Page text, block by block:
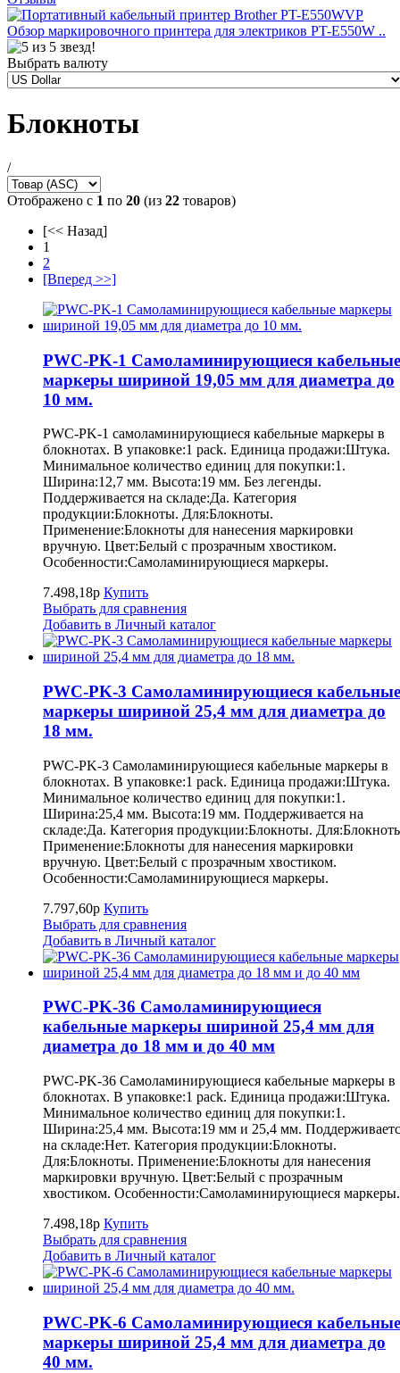
Обзор маркировочного принтера для электриков PT-E550W ..
Выбрать валюту
Блокноты
/
Отображено с 1 по 20 (из 22 товаров)
[<< Назад]
1
2
[Вперед >>]
PWC-PK-1 Самоламинирующиеся кабельные
маркеры шириной 19,05 мм для диаметра до
10 мм.
PWC-PK-1 самоламинирующиеся кабельные маркеры в
блокнотах. В упаковке:1 pack. Единица продажи:Штука.
Минимальное количество единиц для покупки:1.
Ширина:12,7 мм. Высота:19 мм. Без легенды.
Поддерживается на складе:Да. Категория
продукции:Блокноты. Для:Блокноты.
Применение:Блокноты для нанесения маркировки
вручную. Цвет:Белый с прозрачным хвостиком.
Особенности:Самоламинирующиеся маркеры.
7.498,18р Купить
Выбрать для сравнения
Добавить в Личный каталог
PWC-PK-3 Самоламинирующиеся кабельные
маркеры шириной 25,4 мм для диаметра до
18 мм.
PWC-PK-3 Самоламинирующиеся кабельные маркеры в
блокнотах. В упаковке:1 pack. Единица продажи:Штука.
Минимальное количество единиц для покупки:1.
Ширина:25,4 мм. Высота:19 мм. Поддерживается на
складе:Да. Категория продукции:Блокноты.
Применение:Блокноты для нанесения маркировки
вручную. Цвет:Белый с прозрачным хвостиком.
Особенности:Самоламинирующиеся маркеры.
7.797,60р Купить
Выбрать для сравнения
Добавить в Личный каталог
PWC-PK-36 Самоламинирующиеся
кабельные маркеры шириной 25,4 мм для
диаметра до 18 мм и до 40 мм
PWC-PK-36 Самоламинирующиеся кабельные маркеры в
блокнотах. В упаковке:1 pack. Единица продажи:Штука.
Минимальное количество единиц для покупки:1.
Ширина:25,4 мм. Высота:19 мм и 25,4 мм.
на складе:Нет. Категория продукции:Блокноты.
Для:Блокноты. Применение:Блокноты для нанесения
маркировки вручную. Цвет:Белый с прозрачным
хвостиком. Особенности:Самоламинирующиеся маркеры.
7.498,18р Купить
Выбрать для сравнения
Добавить в Личный каталог
PWC-PK-6 Самоламинирующиеся кабельные
маркеры шириной 25,4 мм для диаметра до
40 мм.